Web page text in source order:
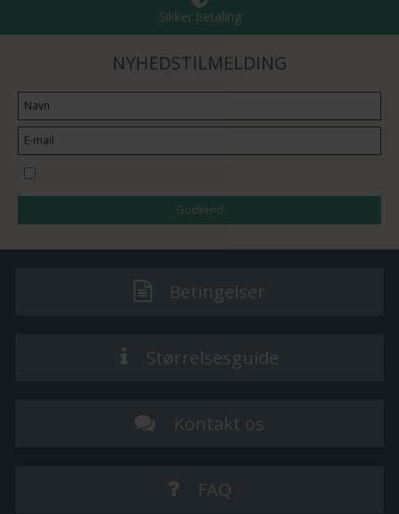
Sikker betaling
NYHEDSTILMELDING
Godkend
Betingelser
Størrelsesguide
Kontakt os
FAQ